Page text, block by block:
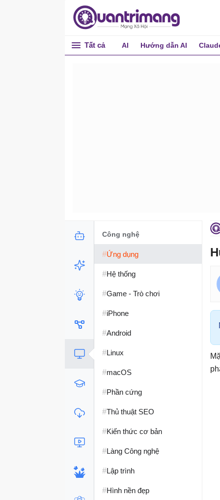
Tất cả AI Hướng dẫn AI
Công nghệ
#Ứng dụng
#Hệ thống
#Game - Trò chơi
#iPhone
#Android
#Linux
#macOS
#Phần cứng
#Thủ thuật SEO
#Kiến thức cơ bản
#Làng Công nghệ
#Lập trình
#Hình nền đẹp